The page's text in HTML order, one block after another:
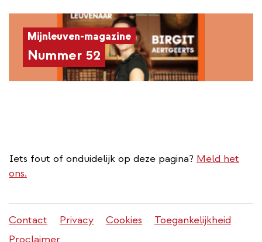
Mijnleuven-magazine
Nummer 52
Iets fout of onduidelijk op deze pagina? Meld het
ons.
Stadleuven
footer
Contact Privacy Cookies
Toegankelijkheid